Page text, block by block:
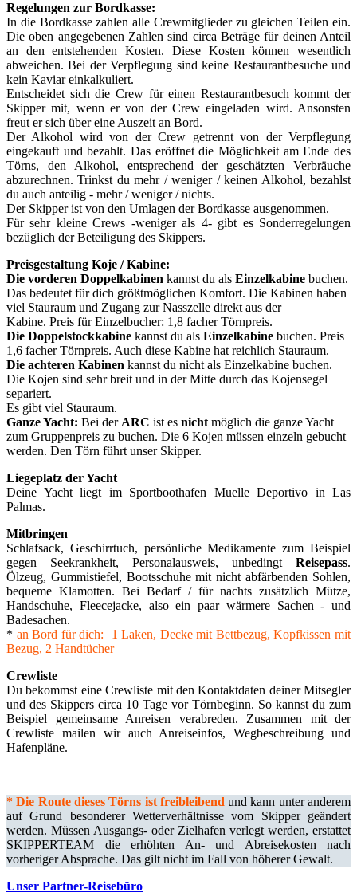
Regelungen zur Bordkasse:
In die Bordkasse zahlen alle Crewmitglieder zu gleichen Teilen ein.
Die oben angegebenen Zahlen sind circa Beträge für deinen Anteil
an den entstehenden Kosten. Diese Kosten können wesentlich
abweichen. Bei der Verpflegung sind keine Restaurantbesuche und
kein Kaviar einkalkuliert.
Entscheidet sich die Crew für einen Restaurantbesuch kommt der
Skipper mit, wenn er von der Crew eingeladen wird. Ansonsten
freut er sich über eine Auszeit an Bord.
Der Alkohol wird von der Crew getrennt von der Verpflegung
eingekauft und bezahlt. Das eröffnet die Möglichkeit am Ende des
Törns, den Alkohol, entsprechend der geschätzten Verbräuche
abzurechnen. Trinkst du mehr / weniger / keinen Alkohol, bezahlst
du auch anteilig - mehr / weniger / nichts.
Der Skipper ist von den Umlagen der Bordkasse ausgenommen.
Für sehr kleine Crews -weniger als 4- gibt es Sonderregelungen
bezüglich der Beteiligung des Skippers.
Preisgestaltung Koje / Kabine:
Die vorderen Doppelkabinen kannst du als Einzelkabine buchen.
Das bedeutet für dich größtmöglichen Komfort. Die Kabinen haben
viel Stauraum und Zugang zur Nasszelle direkt aus der
Kabine. Preis für Einzelbucher: 1,8 facher Törnpreis.
Die Doppelstockkabine kannst du als Einzelkabine buchen. Preis
1,6 facher Törnpreis. Auch diese Kabine hat reichlich Stauraum.
Die achteren Kabinen kannst du nicht als Einzelkabine buchen.
Die Kojen sind sehr breit und in der Mitte durch das Kojensegel
separiert.
Es gibt viel Stauraum.
Ganze Yacht: Bei der ARC ist es nicht möglich die ganze Yacht
zum Gruppenpreis zu buchen. Die 6 Kojen müssen einzeln gebucht
werden. Den Törn führt unser Skipper.
Liegeplatz der Yacht
Deine Yacht liegt im Sportboothafen Muelle Deportivo in Las
Palmas.
Mitbringen
Schlafsack, Geschirrtuch, persönliche Medikamente zum Beispiel
gegen Seekrankheit, Personalausweis, unbedingt Reisepass.
Ölzeug, Gummistiefel, Bootsschuhe mit nicht abfärbenden Sohlen,
bequeme Klamotten. Bei Bedarf / für nachts zusätzlich Mütze,
Handschuhe, Fleecejacke, also ein paar wärmere Sachen - und
Badesachen.
* an Bord für dich: 1 Laken, Decke mit Bettbezug, Kopfkissen mit
Bezug, 2 Handtücher
Crewliste
Du bekommst eine Crewliste mit den Kontaktdaten deiner Mitsegler
und des Skippers circa 10 Tage vor Törnbeginn. So kannst du zum
Beispiel gemeinsame Anreisen verabreden. Zusammen mit der
Crewliste mailen wir auch Anreiseinfos, Wegbeschreibung und
Hafenpläne.
* Die Route dieses Törns ist freibleibend und kann unter anderem
auf Grund besonderer Wetterverhältnisse vom Skipper geändert
werden. Müssen Ausgangs- oder Zielhafen verlegt werden, erstattet
SKIPPERTEAM die erhöhten An- und Abreisekosten nach
vorheriger Absprache. Das gilt nicht im Fall von höherer Gewalt.
Unser Partner-Reisebüro